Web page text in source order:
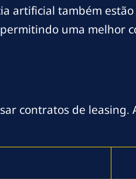
artificial também
uma melhor
contratos de leasing.